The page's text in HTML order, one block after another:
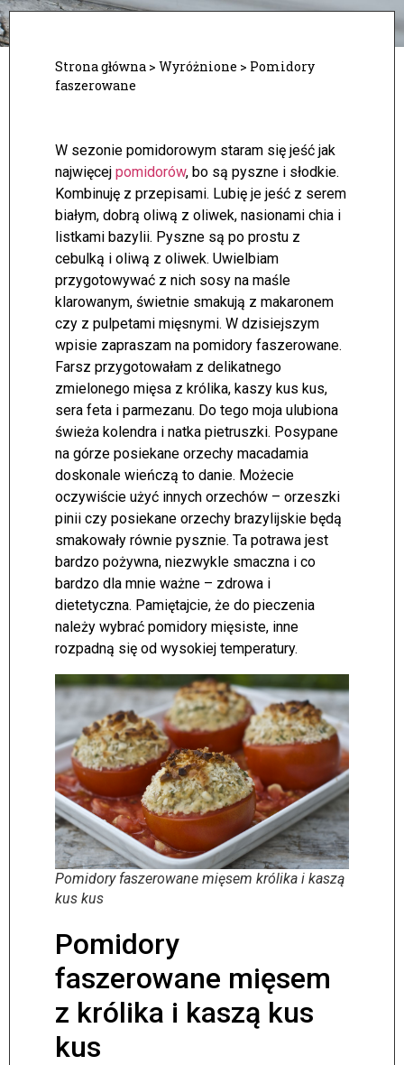
Strona główna > Wyróżnione > Pomidory
faszerowane
W sezonie pomidorowym staram się jeść jak
najwięcej pomidorów, bo są pyszne i słodkie.
Kombinuję z przepisami. Lubię je jeść z serem
białym, dobrą oliwą z oliwek, nasionami chia i
listkami bazylii. Pyszne są po prostu z
cebulką i oliwą z oliwek. Uwielbiam
przygotowywać z nich sosy na maśle
klarowanym, świetnie smakują z makaronem
czy z pulpetami mięsnymi. W dzisiejszym
wpisie zapraszam na pomidory faszerowane.
Farsz przygotowałam z delikatnego
zmielonego mięsa z królika, kaszy kus kus,
sera feta i parmezanu. Do tego moja ulubiona
świeża kolendra i natka pietruszki. Posypane
na górze posiekane orzechy macadamia
doskonale wieńczą to danie. Możecie
oczywiście użyć innych orzechów – orzeszki
pinii czy posiekane orzechy brazylijskie będą
smakowały równie pysznie. Ta potrawa jest
bardzo pożywna, niezwykle smaczna i co
bardzo dla mnie ważne – zdrowa i
dietetyczna. Pamiętajcie, że do pieczenia
należy wybrać pomidory mięsiste, inne
rozpadną się od wysokiej temperatury.
Pomidory faszerowane mięsem królika i kaszą
kus kus
Pomidory
faszerowane mięsem
z królika i kaszą kus
kus